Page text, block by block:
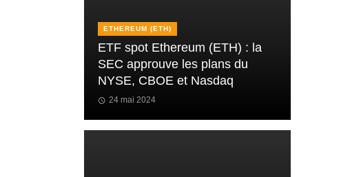
ETHEREUM (ETH)
ETF spot Ethereum (ETH) : la
SEC approuve les plans du
NYSE, CBOE et Nasdaq
24 mai 2024